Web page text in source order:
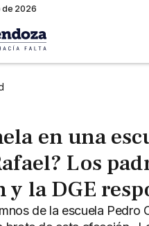
de 2026
en una
Los
y la DGE
de la escuela Pedro